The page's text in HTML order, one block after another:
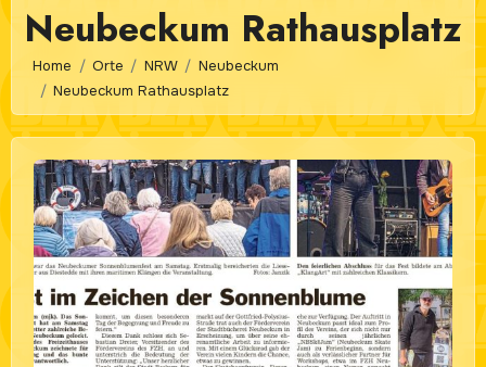
Neubeckum Rathausplatz
Home Orte NRW
Neubeckum
Neubeckum Rathausplatz